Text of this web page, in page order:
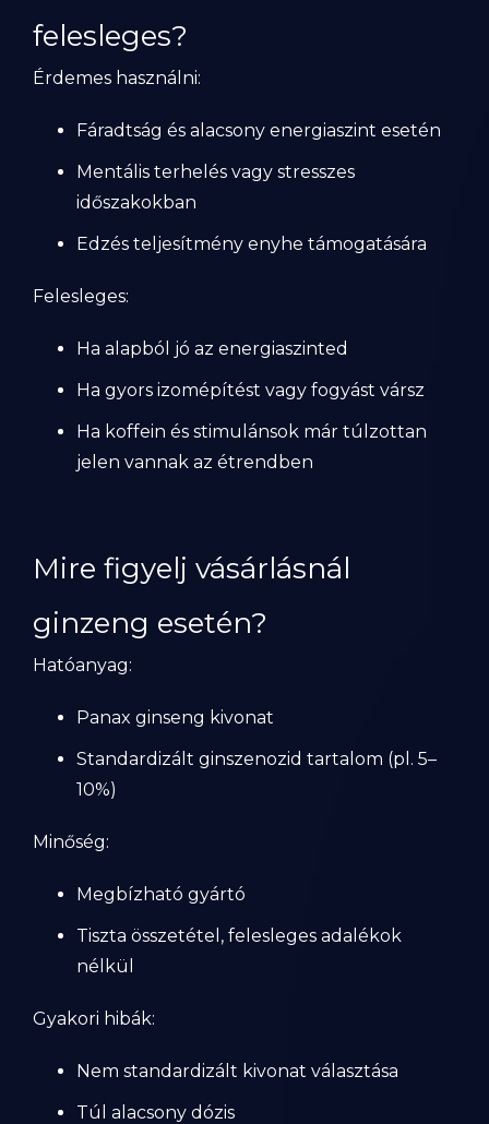
felesleges?
Érdemes használni:
Fáradtság és alacsony energiaszint esetén
Mentális terhelés vagy stresszes
időszakokban
Edzés teljesítmény enyhe támogatására
Felesleges:
Ha alapból jó az energiaszinted
Ha gyors izomépítést vagy fogyást vársz
Ha koffein és stimulánsok már túlzottan
jelen vannak az étrendben
Mire figyelj vásárlásnál
ginzeng esetén?
Hatóanyag:
Panax ginseng kivonat
Standardizált ginszenozid tartalom (pl. 5–
10%)
Minőség:
Megbízható gyártó
Tiszta összetétel, felesleges adalékok
nélkül
Gyakori hibák:
Nem standardizált kivonat választása
Túl alacsony dózis